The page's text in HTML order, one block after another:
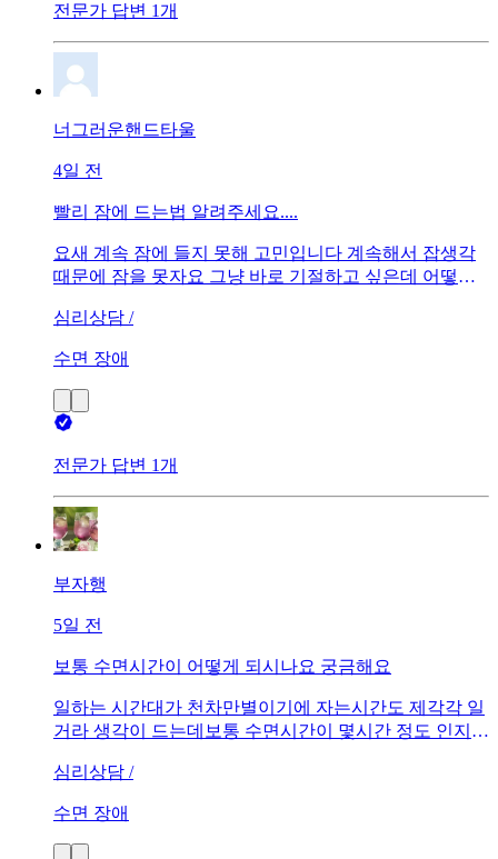
전문가 답변 1개
너그러운핸드타울
4일 전
빨리 잠에 드는법 알려주세요....
요새 계속 잠에 들지 못해 고민입니다 계속해서 잡생각
때문에 잠을 못자요 그냥 바로 기절하고 싶은데 어떻게
심리상담 /
수면 장애
전문가 답변 1개
부자행
5일 전
보통 수면시간이 어떻게 되시나요 궁금해요
일하는 시간대가 천차만별이기에 자는시간도 제각각 일
거라 생각이 드는데보통 수면시간이 몇시간 정도 인지
여러분들은 어떠세요
심리상담 /
수면 장애